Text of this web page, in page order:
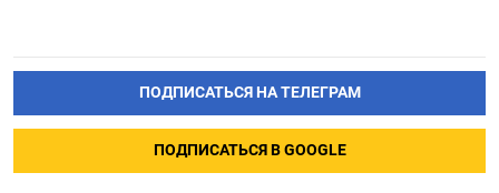
ПОДПИСАТЬСЯ НА ТЕЛЕГРАМ
ПОДПИСАТЬСЯ В GOOGLE